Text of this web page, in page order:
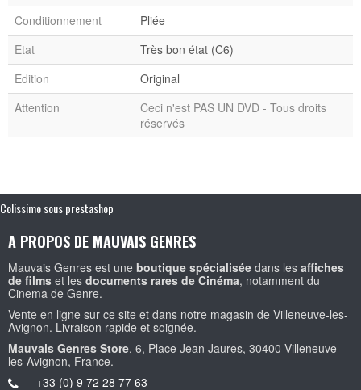
Conditionnement
Pliée
Etat
Très bon état (C6)
Edition
Original
Attention
Ceci n'est PAS UN DVD - Tous droits
réservés
Colissimo sous prestashop
A PROPOS DE MAUVAIS GENRES
Mauvais Genres est une boutique spécialisée dans les affiches
de films et les documents rares de Cinéma, notamment du
Cinema de Genre.
Vente en ligne sur ce site et dans notre magasin de Villeneuve-les-
Avignon. Livraison rapide et soignée.
Mauvais Genres Store, 6, Place Jean Jaures, 30400 Villeneuve-
les-Avignon, France.
+33 (0) 9 72 28 77 63